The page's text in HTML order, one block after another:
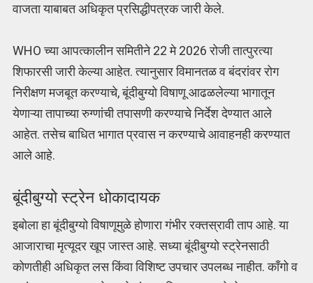
वाजता याबाबत अधिकृत प्रसिद्धीपत्रक जारी केले.
WHO च्या आपत्कालीन समितीने 22 मे 2026 रोजी तात्पुरत्या
शिफारसी जारी केल्या आहेत. त्यानुसार विमानतळ व बंदरांवर रोग
निरीक्षण मजबूत करण्याचे, बूंदीबुग्यो विषाणू आढळलेल्या भागातून
येणाऱ्या तापाच्या रुग्णांची तपासणी करण्याचे निर्देश देण्यात आले
आहेत. तसेच बाधित भागात प्रवास न करण्याचे आवाहनही करण्यात
आले आहे.
बूंदीबुग्यो स्ट्रेन धोकादायक
इबोला हा बूंदीबुग्यो विषाणूमुळे होणारा गंभीर रक्तस्रावी ताप आहे. या
आजाराचा मृत्यूदर खूप जास्त आहे. सध्या बूंदीबुग्यो स्ट्रेनसाठी
कोणतीही अधिकृत लस किंवा विशिष्ट उपचार उपलब्ध नाहीत. काँगो व